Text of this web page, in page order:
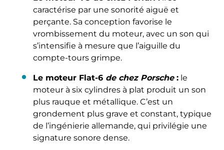
caractérise par une sonorité aiguë et
perçante. Sa conception favorise le
vrombissement du moteur, avec un son qui
s’intensifie à mesure que l’aiguille du
compte-tours grimpe.
Le moteur Flat-6 de chez Porsche: le
moteur à six cylindres à plat produit un son
plus rauque et métallique. C’est un
grondement plus grave et constant, typique
de l’ingénierie allemande, qui privilégie une
signature sonore dense.